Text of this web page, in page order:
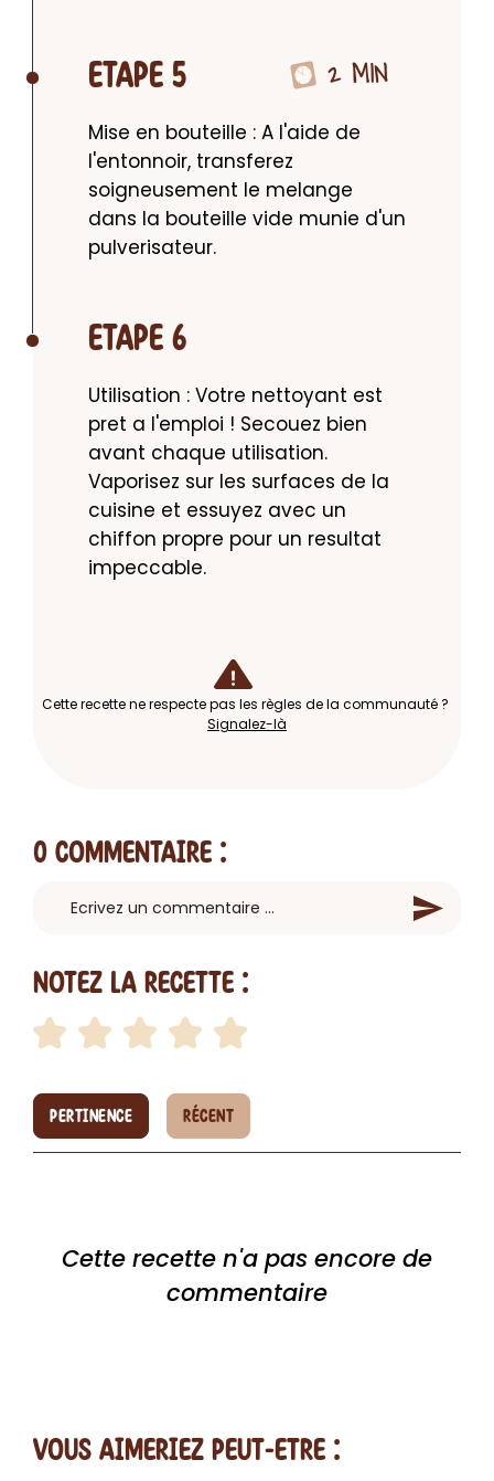
ETAPE 5 2 MIN
Mise en bouteille : A l'aide de
l'entonnoir, transferez
soigneusement le melange
dans la bouteille vide munie d'un
pulverisateur.
ETAPE 6
Utilisation : Votre nettoyant est
pret a l'emploi ! Secouez bien
avant chaque utilisation.
Vaporisez sur les surfaces de la
cuisine et essuyez avec un
chiffon propre pour un resultat
impeccable.
Cette recette ne respecte pas les règles de la communauté ?
Signalez-là
0 Commentaire :
Notez la recette :
PERTINENCE RÉCENT
Cette recette n'a pas encore de
commentaire
vous AIMERiEZ PEUT-ETRE :